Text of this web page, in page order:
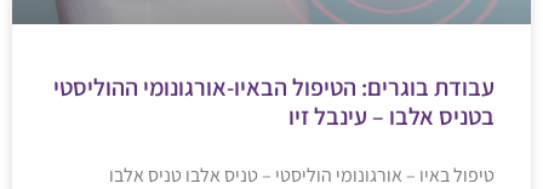
עבודת בוגרים: הטיפול הבאיו-אורגונומי ההוליסטי
בטניס אלבו – עינבל זיו
טיפול באיו – אורגונומי הוליסטי – טניס אלבו טניס אלבו